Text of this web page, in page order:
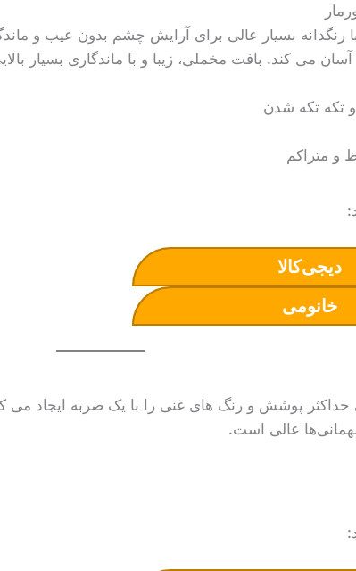
رنگدانه بسیار عالی برای آرایش چشم بدون عیب و
می کند. بافت مخملی، زیبا و با ماندگاری بسیار
تکه تکه شدن
و متراکم
دیجی‌کالا
خانومی
پوشش و رنگ های غنی را با یک ضربه ایجاد می
عالی است.